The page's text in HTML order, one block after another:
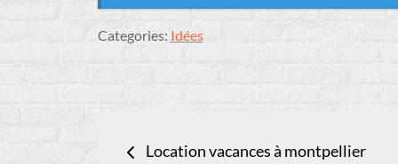
Categories: Idées
Navigation
Location vacances à montpellier